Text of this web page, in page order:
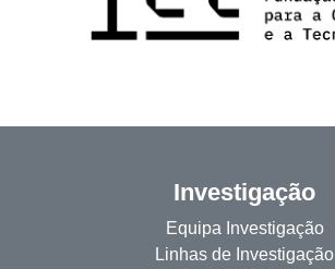
Investigação
Equipa Investigação
Linhas de Investigação